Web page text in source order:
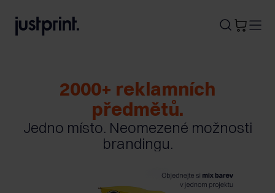
A
2000+ reklamních
předmětů.
Jedno místo. Neomezené možnosti
brandingu.